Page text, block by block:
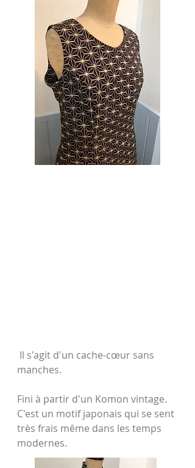
Il s'agit d'un cache-cœur sans
manches.
Fini à partir d'un Komon vintage.
C'est un motif japonais qui se sent
très frais même dans les temps
modernes.